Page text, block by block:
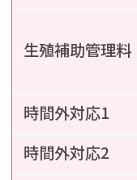
生殖補助管理料
時間外対応1
時間外対応2